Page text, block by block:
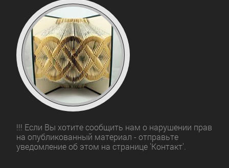
!!! Если Вы хотите сообщить нам о нарушении прав
на опубликованный материал - отправьте
уведомление об этом на странице 'Контакт'.